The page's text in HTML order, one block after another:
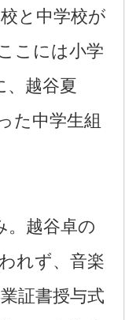
と中学校が
こには小学
、越谷夏
た中学生組
。越谷卓の
れず、音楽
証書授与式